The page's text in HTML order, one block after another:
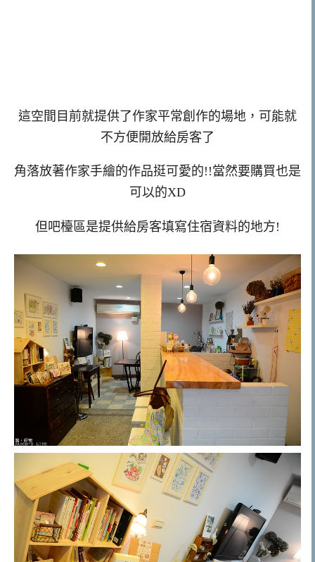
這空間目前就提供了作家平常創作的場地，可能就
不方便開放給房客了
角落放著作家手繪的作品挺可愛的!!當然要購買也是
可以的XD
但吧檯區是提供給房客填寫住宿資料的地方!